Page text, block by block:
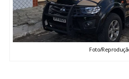
ENQUETE
TV LPB
Foto/